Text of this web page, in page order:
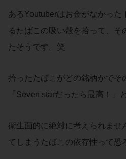
あるYoutuberはお金がなかった
るたばこの吸い殻を拾って、そ
たそうです。笑
拾ったたばこがどの銘柄かでそ
「Seven starだったら最高！」
衛生面的に絶対に考えられませ
てしまうたばこの依存性って恐